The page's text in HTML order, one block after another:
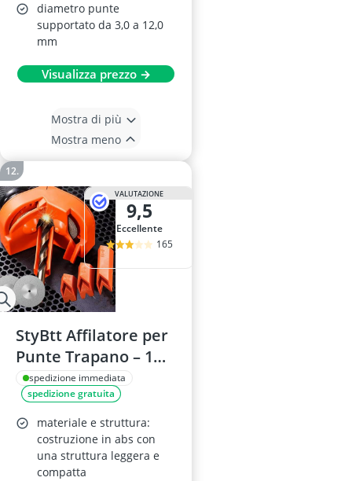
diametro punte
supportato da 3,0 a 12,0
mm
Visualizza prezzo →
Mostra di più
Mostra meno
VALUTAZIONE
9,5
Eccellente
165
StyBtt Affilatore per
Punte Trapano – 1
Pezzo, con 2 Dischi
Abrasivi,
Professionale
spedizione immediata
spedizione gratuita
materiale e struttura:
costruzione in abs con
una struttura leggera e
compatta